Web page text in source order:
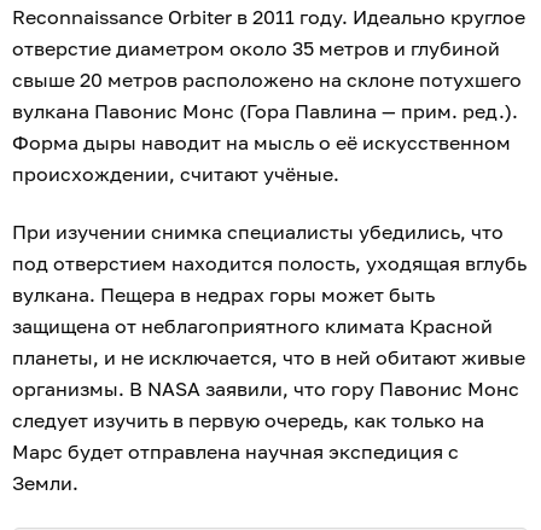
Reconnaissance Orbiter в 2011 году. Идеально круглое
отверстие диаметром около 35 метров и глубиной
свыше 20 метров расположено на склоне потухшего
вулкана Павонис Монс (Гора Павлина — прим. ред.).
Форма дыры наводит на мысль о её искусственном
происхождении, считают учёные.
При изучении снимка специалисты убедились, что
под отверстием находится полость, уходящая вглубь
вулкана. Пещера в недрах горы может быть
защищена от неблагоприятного климата Красной
планеты, и не исключается, что в ней обитают живые
организмы. В NASA заявили, что гору Павонис Монс
следует изучить в первую очередь, как только на
Марс будет отправлена научная экспедиция с
Земли.